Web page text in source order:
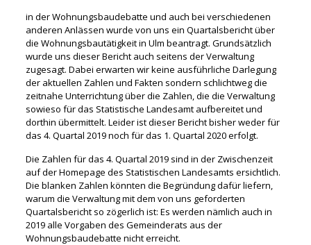
in der Wohnungsbaudebatte und auch bei verschiedenen
anderen Anlässen wurde von uns ein Quartalsbericht über
die Wohnungsbautätigkeit in Ulm beantragt. Grundsätzlich
wurde uns dieser Bericht auch seitens der Verwaltung
zugesagt. Dabei erwarten wir keine ausführliche Darlegung
der aktuellen Zahlen und Fakten sondern schlichtweg die
zeitnahe Unterrichtung über die Zahlen, die die Verwaltung
sowieso für das Statistische Landesamt aufbereitet und
dorthin übermittelt. Leider ist dieser Bericht bisher weder für
das 4. Quartal 2019 noch für das 1. Quartal 2020 erfolgt.
Die Zahlen für das 4. Quartal 2019 sind in der Zwischenzeit
auf der Homepage des Statistischen Landesamts ersichtlich.
Die blanken Zahlen könnten die Begründung dafür liefern,
warum die Verwaltung mit dem von uns geforderten
Quartalsbericht so zögerlich ist: Es werden nämlich auch in
2019 alle Vorgaben des Gemeinderats aus der
Wohnungsbaudebatte nicht erreicht.